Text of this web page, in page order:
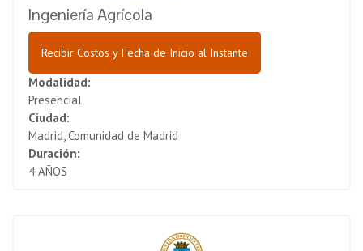
Ingeniería Agrícola
Recibir Costos y Fecha de Inicio al Instante
Modalidad:
Presencial
Ciudad:
Madrid, Comunidad de Madrid
Duración:
4 AÑOS